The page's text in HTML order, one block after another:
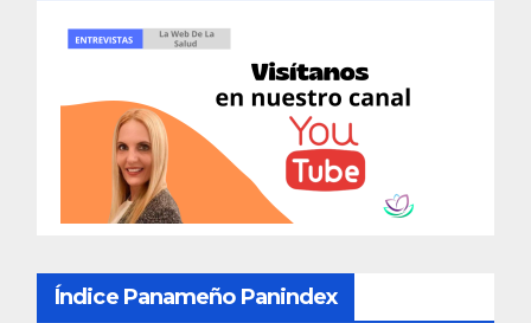
Índice Panameño Panindex